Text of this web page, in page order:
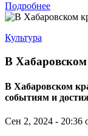
Подробнее
Культура
В Хабаровском
В Хабаровском
событиям и
Сен 2, 2024 - 20:36